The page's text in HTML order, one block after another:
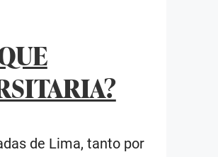
de Lima, tanto por